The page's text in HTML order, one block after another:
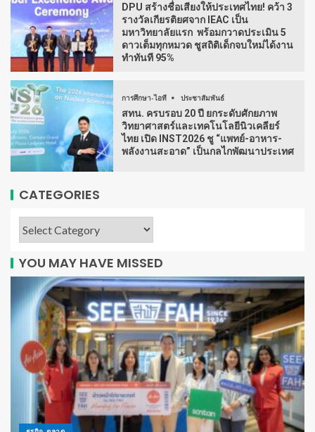
DPU สร้างชื่อเสียงให้ประเทศไทย! คว้า 3
รางวัลเกียรติยศจาก IEAC เป็น
มหาวิทยาลัยแรก พร้อมกวาดประเมิน 5
ดาวเต็มทุกหมวด ชูสถิติเด็กจบใหม่ได้งาน
ทำทันที 95%
การศึกษา-ไอที ประชาสัมพันธ์
สทน. ครบรอบ 20 ปี ยกระดับศักยภาพ
วิทยาศาสตร์และเทคโนโลยีนิวเคลียร์
ไทย เปิด INST2026 ชู “แพทย์-อาหาร-
พลังงานสะอาด” เป็นกลไกพัฒนาประเทศ
CATEGORIES
YOU MAY HAVE MISSED